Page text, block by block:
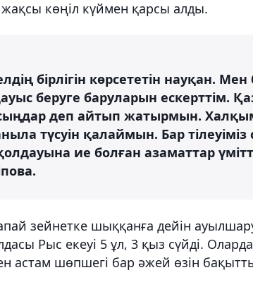
көңіл күймен қарсы алды.
бірлігін көрсететін науқан.
беруге баруларын ескерттім.
деп айтып жатырмын.
түсуін қалаймын. Бар
ие болған азаматтар
апай зейнетке шыққанға дейін
Рыс екеуі 5 ұл, 3 қыз сүйді.
астам шөпшегі бар әжей өзін